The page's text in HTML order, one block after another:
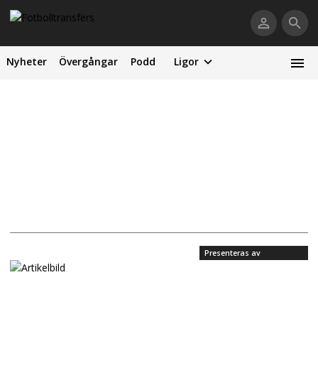
Nyheter Övergångar Podd Ligor
Presenteras av